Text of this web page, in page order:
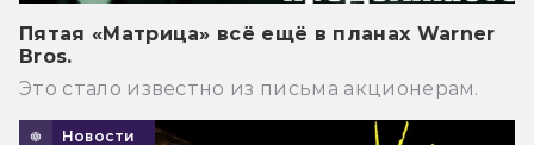
Пятая «Матрица» всё ещё в планах Warner
Bros.
Это стало известно из письма акционерам.
Новости